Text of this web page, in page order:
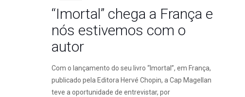
“Imortal” chega a França e
nós estivemos com o
autor
Com o lançamento do seu livro “Imortal”, em França,
publicado pela Editora Hervé Chopin, a Cap Magellan
teve a oportunidade de entrevistar, por